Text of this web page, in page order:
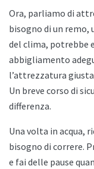
Ora, parliamo di
bisogno di un remo,
del clima, potrebbe
abbigliamento
l’attrezzatura
Un breve corso di
differenza.
Una volta in acqua,
bisogno di correre.
e fai delle pause